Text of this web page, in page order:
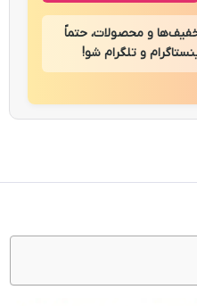
و محصولات، حتماً
و تلگرام شو!